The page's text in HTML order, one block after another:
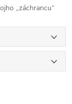
„záchrancu“